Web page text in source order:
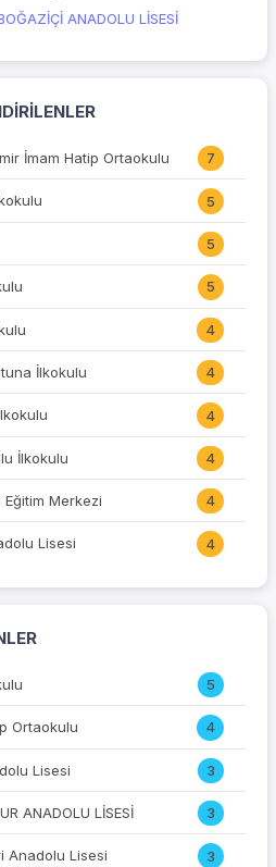
ANADOLU LİSESİ
İmam Hatip Ortaokulu 7
5
5
5
4
İlkokulu 4
4
İlkokulu 4
Merkezi 4
Lisesi 4
5
Ortaokulu 4
Lisesi 3
ANADOLU LİSESİ 3
Anadolu Lisesi 3